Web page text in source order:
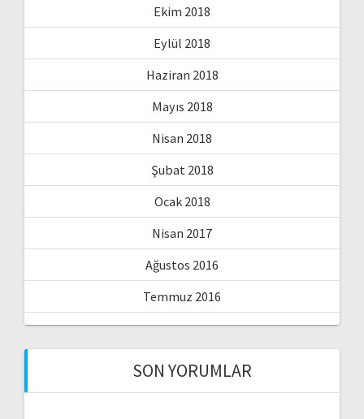
Ekim 2018
Eylül 2018
Haziran 2018
Mayıs 2018
Nisan 2018
Şubat 2018
Ocak 2018
Nisan 2017
Ağustos 2016
Temmuz 2016
SON YORUMLAR